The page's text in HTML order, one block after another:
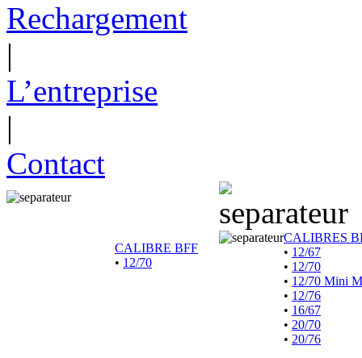
Rechargement
|
L’entreprise
|
Contact
CALIBRE BFF
• 12/70
CALIBRES
• 12/67
• 12/70
• 12/70 Mini
• 12/76
• 16/67
• 20/70
• 20/76